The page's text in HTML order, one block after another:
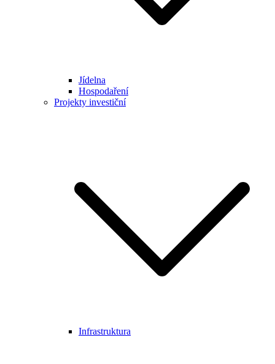
Jídelna
Hospodaření
Projekty investiční
Infrastruktura